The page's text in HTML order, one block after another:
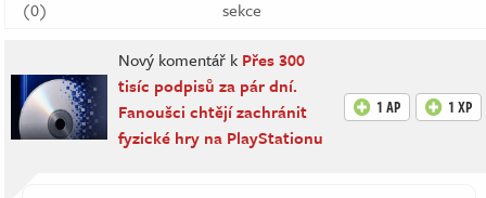
(0)
sekce
Nový komentář k Přes 300
tisíc podpisů za pár dní.
Fanoušci chtějí zachránit
fyzické hry na PlayStationu
1 AP 1 XP